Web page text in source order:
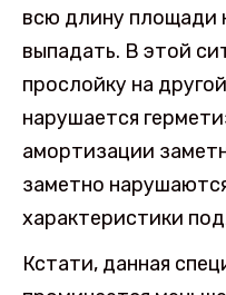
всю длину площади
выпадать. В этой
прослойку на
нарушается
амортизации
заметно
характеристики
Кстати, данная